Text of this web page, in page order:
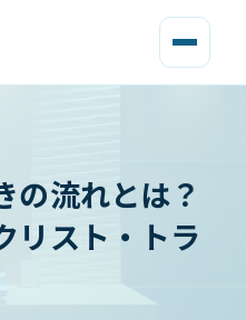
の流れとは？
リスト・トラ